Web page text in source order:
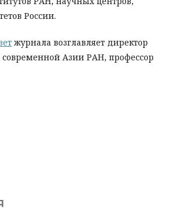
России.
журнала возглавляет директор
современной Азии РАН, профессор